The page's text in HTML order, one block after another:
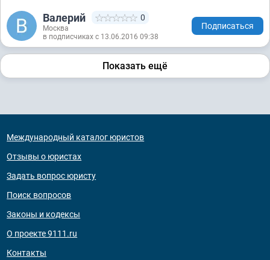
Валерий 0
Москва
в подписчиках с 13.06.2016 09:38
Подписаться
Показать ещё
Международный каталог юристов
Отзывы о юристах
Задать вопрос юристу
Поиск вопросов
Законы и кодексы
О проекте 9111.ru
Контакты